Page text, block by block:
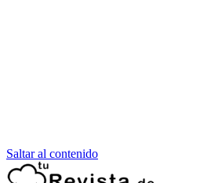
Saltar al contenido